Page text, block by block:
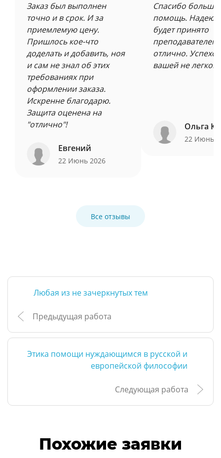
Заказ был выполнен
точно и в срок. И за
приемлемую цену.
Пришлось кое-что
доделать и добавить, ноя
и сам не знал об этих
требованиях при
оформлении заказа.
Искренне благодарю.
Защита оценена на
"отлично"!
Евгений
22 Июнь 2026
Спасибо
помощь.
будет принято
преподавателем
отлично.
вашей не легкой
Ольга
22 Июнь
Все отзывы
Любая из не зачеркнутых тем
Предыдущая работа
Этика помощи нуждающимся в русской и
европейской философии
Следующая работа
Похожие заявки